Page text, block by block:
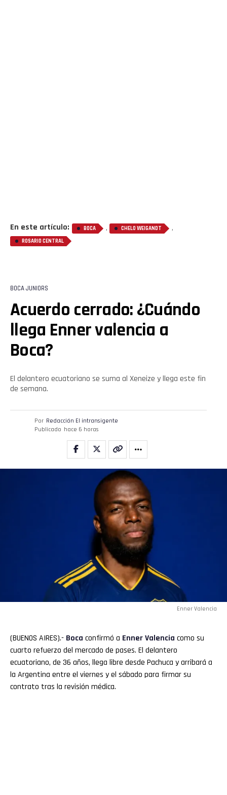
En este artículo: BOCA , CHELO WEIGANDT ,
ROSARIO CENTRAL
BOCA JUNIORS
Acuerdo cerrado: ¿Cuándo
llega Enner valencia a
Boca?
El delantero ecuatoriano se suma al Xeneize y llega este fin
de semana.
Por Redacción El intransigente
Publicado hace 6 horas
Enner Valencia
(BUENOS AIRES).- Boca confirmó a Enner Valencia como su
cuarto refuerzo del mercado de pases. El delantero
ecuatoriano, de 36 años, llega libre desde Pachuca y arribará a
la Argentina entre el viernes y el sábado para firmar su
contrato tras la revisión médica.